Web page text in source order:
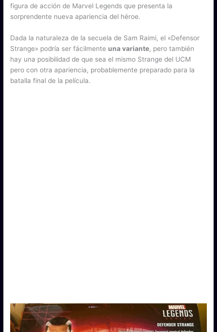
figura de acción de Marvel Legends que presenta la
sorprendente nueva apariencia del héroe.
Dada la naturaleza de la secuela de Sam Raimi, el «Defensor
Strange» podría ser fácilmente una variante, pero también
hay una posibilidad de que sea el mismo Strange del UCM
pero con otra apariencia, probablemente preparado para la
batalla final de la película.